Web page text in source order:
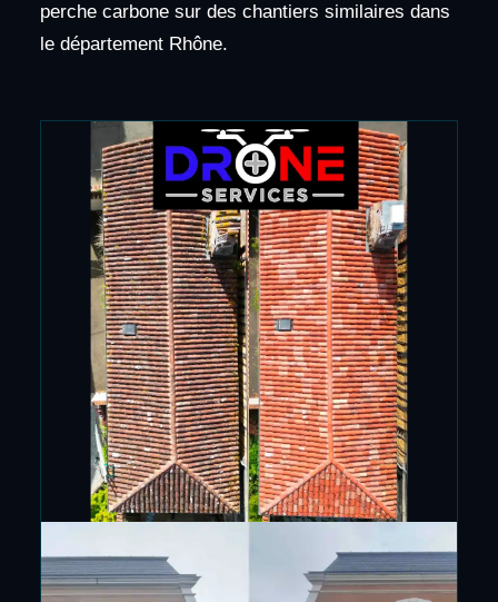
perche carbone sur des chantiers similaires dans
le département Rhône.